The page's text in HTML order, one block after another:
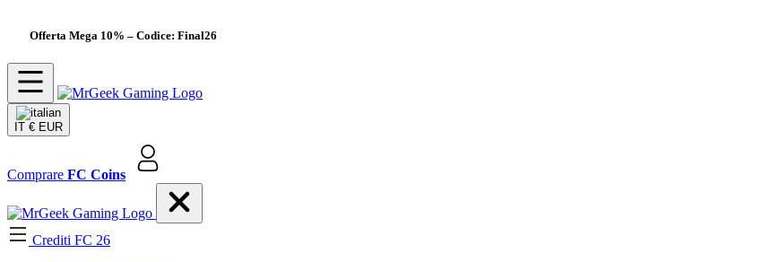
Offerta Mega 10% – Codice: Final26
IT € EUR
Comprare FC Coins
Crediti FC 26